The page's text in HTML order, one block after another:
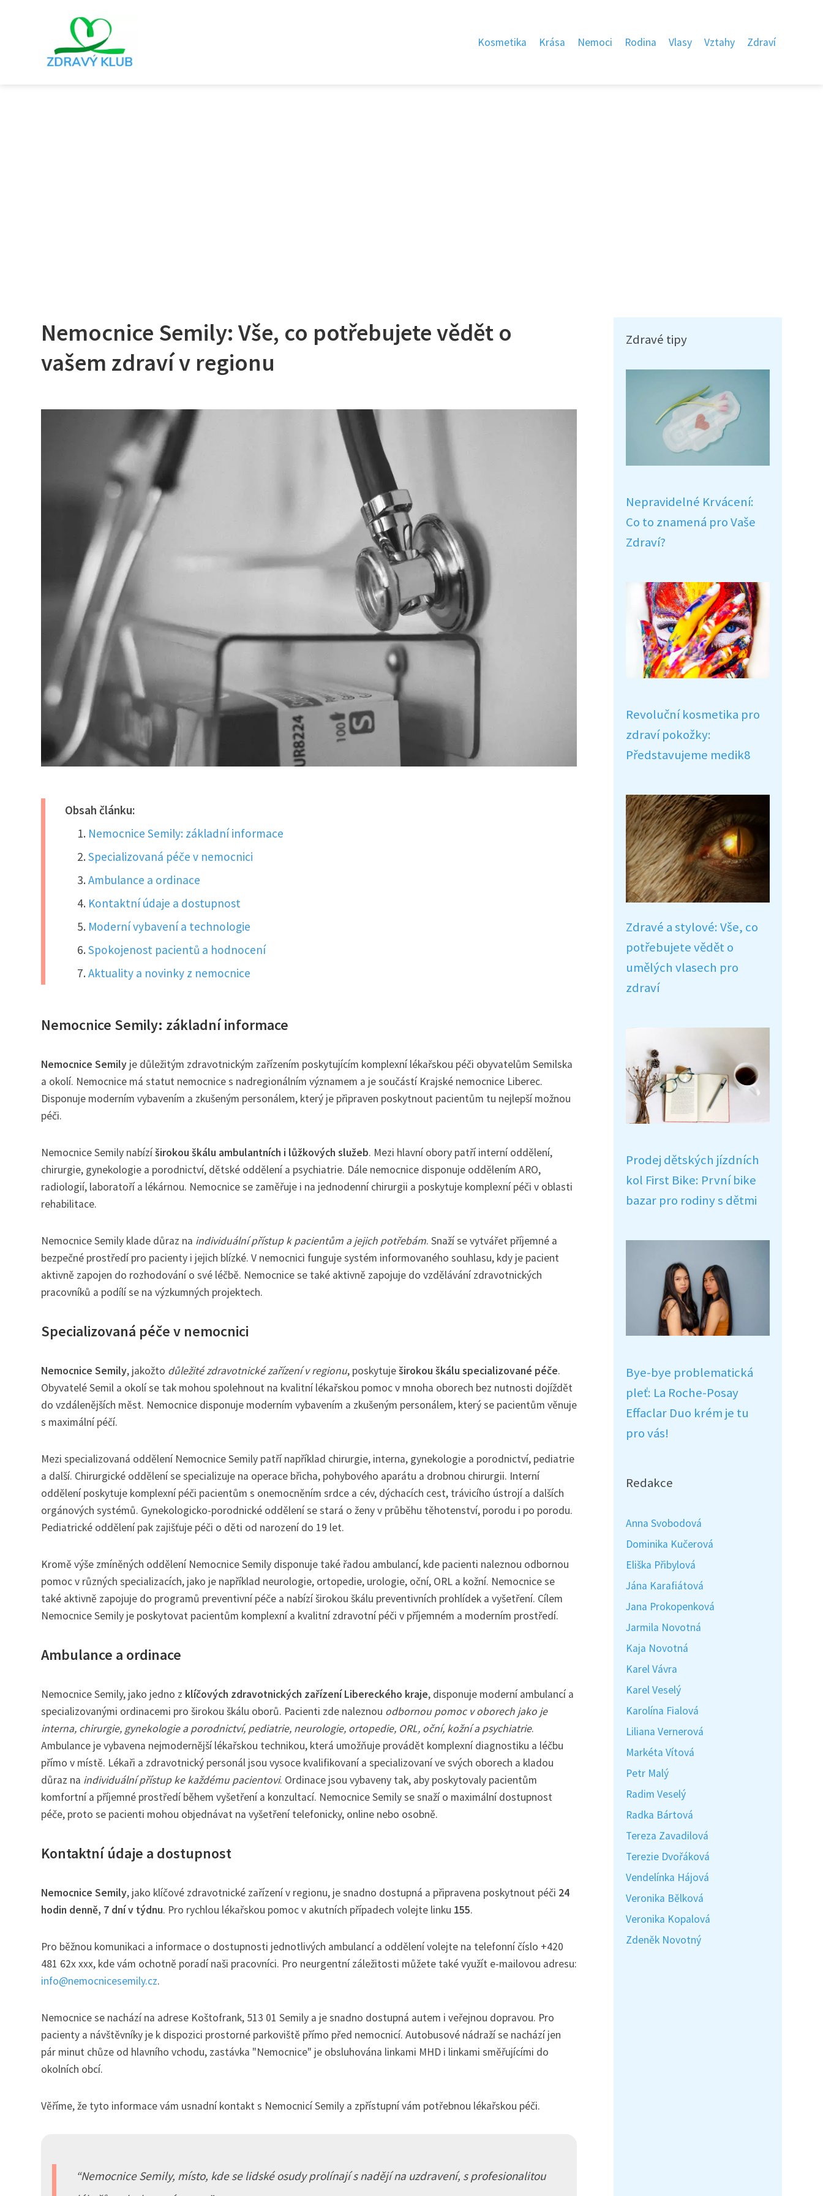
Kosmetika Krása Nemoci Rodina Vlasy Vztahy Zdraví
Nemocnice Semily: Vše, co potřebujete vědět o
vašem zdraví v regionu
Obsah článku:
Nemocnice Semily: základní informace
Specializovaná péče v nemocnici
Ambulance a ordinace
Kontaktní údaje a dostupnost
Moderní vybavení a technologie
Spokojenost pacientů a hodnocení
Aktuality a novinky z nemocnice
Nemocnice Semily: základní informace
Nemocnice Semily je důležitým zdravotnickým zařízením poskytujícím komplexní lékařskou péči obyvatelům Semilska
a okolí. Nemocnice má statut nemocnice s nadregionálním významem a je součástí Krajské nemocnice Liberec.
Disponuje moderním vybavením a zkušeným personálem, který je připraven poskytnout pacientům tu nejlepší možnou
péči.
Nemocnice Semily nabízíširokou škálu ambulantních i lůžkových služeb. Mezi hlavní obory patří interní oddělení,
chirurgie, gynekologie a porodnictví, dětské oddělení a psychiatrie. Dále nemocnice disponuje oddělením ARO,
radiologií, laboratoří a lékárnou. Nemocnice se zaměřuje i na jednodenní chirurgii a poskytuje komplexní péči v oblasti
rehabilitace.
Nemocnice Semily klade důraz na individuální přístup k pacientům a jejich potřebám. Snaží se vytvářet příjemné a
bezpečné prostředí pro pacienty i jejich blízké. V nemocnici funguje systém informovaného souhlasu, kdy je pacient
aktivně zapojen do rozhodování o své léčbě. Nemocnice se také aktivně zapojuje do vzdělávání zdravotnických
pracovníků a podílí se na výzkumných projektech.
Specializovaná péče v nemocnici
Nemocnice Semily, jakožto důležité zdravotnické zařízení v regionu, poskytuješirokou škálu specializované péče.
Obyvatelé Semil a okolí se tak mohou spolehnout na kvalitní lékařskou pomoc v mnoha oborech bez nutnosti dojíždět
do vzdálenějších měst. Nemocnice disponuje moderním vybavením a zkušeným personálem, který se pacientům věnuje
s maximální péčí.
Mezi specializovaná oddělení Nemocnice Semily patří například chirurgie, interna, gynekologie a porodnictví, pediatrie
a další. Chirurgické oddělení se specializuje na operace břicha, pohybového aparátu a drobnou chirurgii. Interní
oddělení poskytuje komplexní péči pacientům s onemocněním srdce a cév, dýchacích cest, trávicího ústrojí a dalších
orgánových systémů. Gynekologicko-porodnické oddělení se stará o ženy v průběhu těhotenství, porodu i po porodu.
Pediatrické oddělení pak zajišťuje péči o děti od narození do 19 let.
Kromě výše zmíněných oddělení Nemocnice Semily disponuje také řadou ambulancí, kde pacienti naleznou odbornou
pomoc v různých specializacích, jako je například neurologie, ortopedie, urologie, oční, ORL a kožní. Nemocnice se
také aktivně zapojuje do programů preventivní péče a nabízí širokou škálu preventivních prohlídek a vyšetření. Cílem
Nemocnice Semily je poskytovat pacientům komplexní a kvalitní zdravotní péči v příjemném a moderním prostředí.
Ambulance a ordinace
Nemocnice Semily, jako jedno z klíčových zdravotnických zařízení Libereckého kraje, disponuje moderní ambulancí a
specializovanými ordinacemi pro širokou škálu oborů. Pacienti zde naleznou odbornou pomoc v oborech jako je
interna, chirurgie, gynekologie a porodnictví, pediatrie, neurologie, ortopedie, ORL, oční, kožní a psychiatrie.
Ambulance je vybavena nejmodernější lékařskou technikou, která umožňuje provádět komplexní diagnostiku a léčbu
přímo v místě. Lékaři a zdravotnický personál jsou vysoce kvalifikovaní a specializovaní ve svých oborech a kladou
důraz na individuální přístup ke každému pacientovi. Ordinace jsou vybaveny tak, aby poskytovaly pacientům
komfortní a příjemné prostředí během vyšetření a konzultací. Nemocnice Semily se snaží o maximální dostupnost
péče, proto se pacienti mohou objednávat na vyšetření telefonicky, online nebo osobně.
Kontaktní údaje a dostupnost
Nemocnice Semily, jako klíčové zdravotnické zařízení v regionu, je snadno dostupná a připravena poskytnout péči 24
hodin denně, 7 dní v týdnu. Pro rychlou lékařskou pomoc v akutních případech volejte linku 155.
Pro běžnou komunikaci a informace o dostupnosti jednotlivých ambulancí a oddělení volejte na telefonní číslo +420
481 62x xxx, kde vám ochotně poradí naši pracovníci. Pro neurgentní záležitosti můžete také využít e-mailovou adresu:
info@nemocnicesemily.cz.
Nemocnice se nachází na adrese Koštofrank, 513 01 Semily a je snadno dostupná autem i veřejnou dopravou. Pro
pacienty a návštěvníky je k dispozici prostorné parkoviště přímo před nemocnicí. Autobusové nádraží se nachází jen
pár minut chůze od hlavního vchodu, zastávka "Nemocnice" je obsluhována linkami MHD i linkami směřujícími do
okolních obcí.
Věříme, že tyto informace vám usnadní kontakt s Nemocnicí Semily a zpřístupní vám potřebnou lékařskou péči.
Nemocnice Semily, místo, kde se lidské osudy prolínají s nadějí na uzdravení, s profesionalitou
Zdravé tipy
Nepravidelné Krvácení:
Co to znamená pro Vaše
Zdraví?
Revoluční kosmetika pro
zdraví pokožky:
Představujeme medik8
Zdravé a stylové: Vše, co
potřebujete vědět o
umělých vlasech pro
zdraví
Prodej dětských jízdních
kol First Bike: První bike
bazar pro rodiny s dětmi
Bye-bye problematická
pleť: La Roche-Posay
Effaclar Duo krém je tu
pro vás!
Redakce
Anna Svobodová
Dominika Kučerová
Eliška Přibylová
Jána Karafiátová
Jana Prokopenková
Jarmila Novotná
Kaja Novotná
Karel Vávra
Karel Veselý
Karolína Fialová
Liliana Vernerová
Markéta Vítová
Petr Malý
Radim Veselý
Radka Bártová
Tereza Zavadilová
Terezie Dvořáková
Vendelínka Hájová
Veronika Bělková
Veronika Kopalová
Zdeněk Novotný